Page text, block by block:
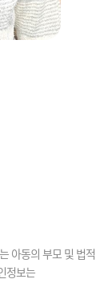
아동의 부모 및 법적
정보는